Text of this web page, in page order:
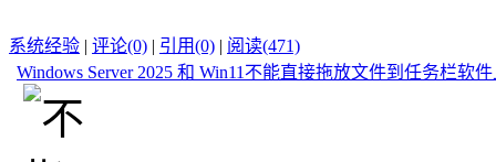
系统经验 | 评论(0) | 引用(0) | 阅读(471)
Windows Server 2025 和 Win11不能直接拖放文件到任务栏软